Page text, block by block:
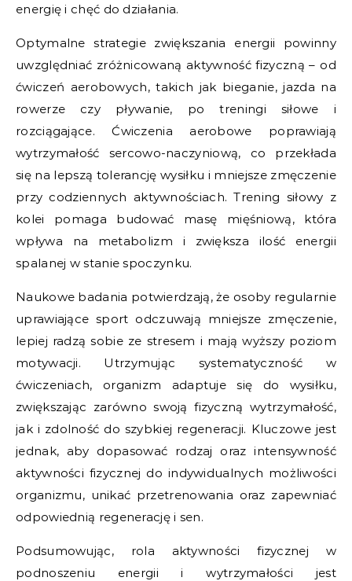
energię i chęć do działania.
Optymalne strategie zwiększania energii powinny
uwzględniać zróżnicowaną aktywność fizyczną – od
ćwiczeń aerobowych, takich jak bieganie, jazda na
rowerze czy pływanie, po treningi siłowe i
rozciągające. Ćwiczenia aerobowe poprawiają
wytrzymałość sercowo-naczyniową, co przekłada
się na lepszą tolerancję wysiłku i mniejsze zmęczenie
przy codziennych aktywnościach. Trening siłowy z
kolei pomaga budować masę mięśniową, która
wpływa na metabolizm i zwiększa ilość energii
spalanej w stanie spoczynku.
Naukowe badania potwierdzają, że osoby regularnie
uprawiające sport odczuwają mniejsze zmęczenie,
lepiej radzą sobie ze stresem i mają wyższy poziom
motywacji. Utrzymując systematyczność w
ćwiczeniach, organizm adaptuje się do wysiłku,
zwiększając zarówno swoją fizyczną wytrzymałość,
jak i zdolność do szybkiej regeneracji. Kluczowe jest
jednak, aby dopasować rodzaj oraz intensywność
aktywności fizycznej do indywidualnych możliwości
organizmu, unikać przetrenowania oraz zapewniać
odpowiednią regenerację i sen.
Podsumowując, rola aktywności fizycznej w
podnoszeniu energii i wytrzymałości jest